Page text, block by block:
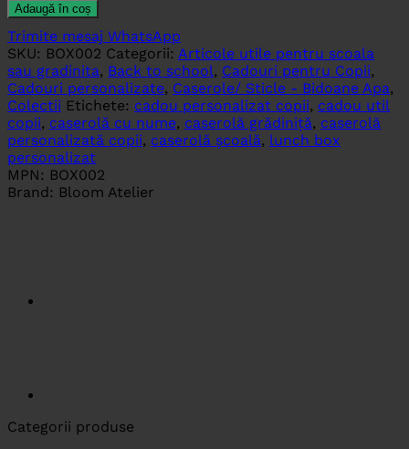
Adaugă în coș
Trimite mesaj WhatsApp
SKU: BOX002 Categorii: Articole utile pentru scoala
sau gradinita, Back to school, Cadouri pentru Copii,
Cadouri personalizate, Caserole/ Sticle - Bidoane Apa,
Colectii Etichete: cadou personalizat copii, cadou util
copii, caserolă cu nume, caserolă grădiniță, caserolă
personalizată copii, caserolă școală, lunch box
personalizat
MPN: BOX002
Brand: Bloom Atelier
Categorii produse